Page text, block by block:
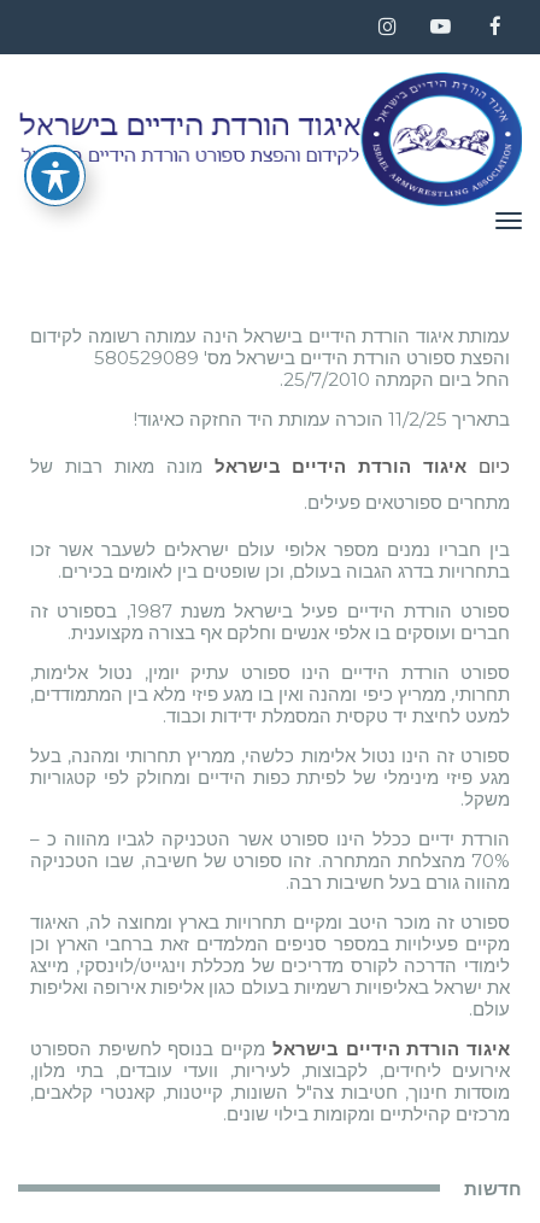
Facebook
YouTube
Instagram
תפריט
עמותת איגוד הורדת הידיים בישראל הינה עמותה רשומה לקידום
והפצת ספורט הורדת הידיים בישראל מס' 580529089
החל ביום הקמתה 25/7/2010.
בתאריך 11/2/25 הוכרה עמותת היד החזקה כאיגוד!
כיום איגוד הורדת הידיים בישראל מונה מאות רבות של
מתחרים ספורטאים פעילים.
בין חבריו נמנים מספר אלופי עולם ישראלים לשעבר אשר זכו
בתחרויות בדרג הגבוה בעולם, וכן שופטים בין לאומים בכירים.
ספורט הורדת הידיים פעיל בישראל משנת 1987, בספורט זה
חברים ועוסקים בו אלפי אנשים וחלקם אף בצורה מקצוענית.
ספורט הורדת הידיים הינו ספורט עתיק יומין, נטול אלימות,
תחרותי, ממריץ כיפי ומהנה ואין בו מגע פיזי מלא בין המתמודדים,
למעט לחיצת יד טקסית המסמלת ידידות וכבוד.
ספורט זה הינו נטול אלימות כלשהי, ממריץ תחרותי ומהנה, בעל
מגע פיזי מינימלי של לפיתת כפות הידיים ומחולק לפי קטגוריות
משקל.
הורדת ידיים ככלל הינו ספורט אשר הטכניקה לגביו מהווה כ –
70% מהצלחת המתחרה. זהו ספורט של חשיבה, שבו הטכניקה
מהווה גורם בעל חשיבות רבה.
ספורט זה מוכר היטב ומקיים תחרויות בארץ ומחוצה לה, האיגוד
מקיים פעילויות במספר סניפים המלמדים זאת ברחבי הארץ וכן
לימודי הדרכה לקורס מדריכים של מכללת וינגייט/לוינסקי, מייצג
את ישראל באליפויות רשמיות בעולם כגון אליפות אירופה ואליפות
עולם.
איגוד הורדת הידיים בישראל מקיים בנוסף לחשיפת הספורט
אירועים ליחידים, לקבוצות, לעיריות, וועדי עובדים, בתי מלון,
מוסדות חינוך, חטיבות צה"ל השונות, קייטנות, קאנטרי קלאבים,
מרכזים קהילתיים ומקומות בילוי שונים.
חדשות